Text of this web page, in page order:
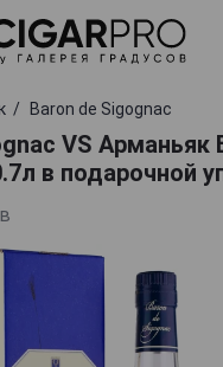
Baron de Sigognac
VS Арманьяк
в подарочной